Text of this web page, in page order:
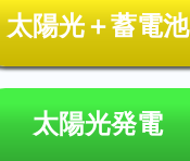
太陽光＋蓄電池
太陽光発電